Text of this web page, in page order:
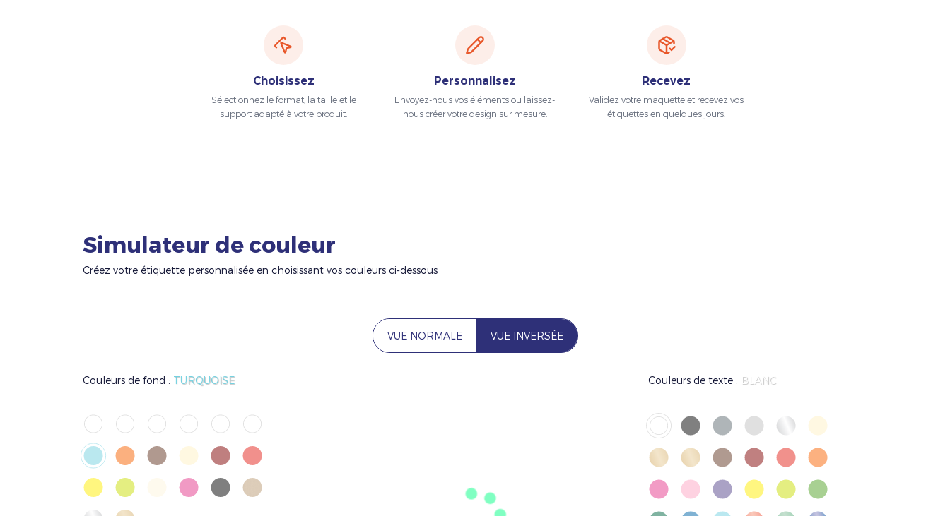
Choisissez
Sélectionnez le format, la taille et le
support adapté à votre produit.
Personnalisez
Envoyez-nous vos éléments ou laissez-
nous créer votre design sur mesure.
Recevez
Validez votre maquette et recevez vos
étiquettes en quelques jours.
Simulateur de couleur
Créez votre étiquette personnalisée en choisissant vos couleurs ci-dessous
VUE NORMALE VUE INVERSÉE
Couleurs de fond : TURQUOISE Couleurs de texte : BLANC